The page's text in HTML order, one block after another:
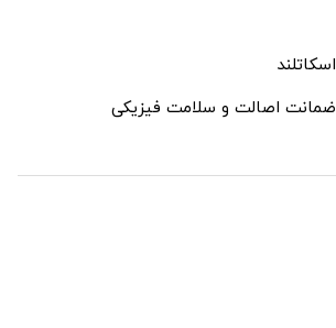
اسکاتلند
ضمانت اصالت و سلامت فیزیکی